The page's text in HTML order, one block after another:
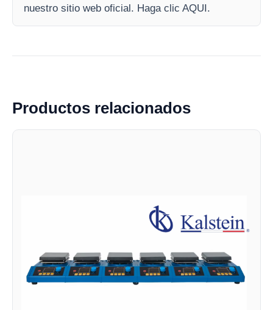
nuestro sitio web oficial. Haga clic AQUI.
Productos relacionados